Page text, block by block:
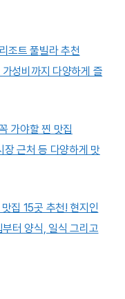
조트 풀빌라 추천
성비까지 다양하게 즐
가야할 찐 맛집
근처 등 다양하게 맛
집 15곳 추천! 현지인
터 양식, 일식 그리고